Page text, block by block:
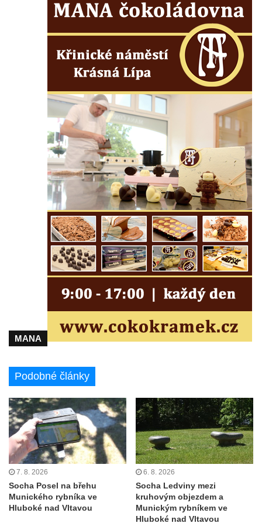
Pamětní deska Johanna Neumanna
severně od Tokáně
Obrázek svatého Huberta na buku svatého
Huberta
Obrázek svatého Jakuba na skále u cesty
Busta Jana Amose Komenského na domě
čp. 37 v Račicích
Socha ležícího koně v Sadech
Československé armády v Teplicích
Socha Medvídě v Tierpark Chemnitz
Sochy Ležící žena v Tierpark Chemnitz
Sochy Ptáci v Tierpark Chemnitz
Socha Skupina jeřábů v Tierpark Chemnitz
Socha Panter v ZOO Leipzig
Socha Dívka s mušlí v ZOO Leipzig
Socha Atlet v ZOO Leipzig
Busta Karla Maxe Schneidera v ZOO
Socha Iásón v ZOO Leipzig
Socha Mladý slon v ZOO Leipzig
Socha Býk v ZOO Dresden
Socha Uprchlý otrok bojuje s divokým psem
v ZOO Dresden
Socha krokodýla v ZOO Dresden
Socha slona v ZOO Dresden
Socha Faun s medvíďaty v ZOO Dresden
Socha divokého prasete před vstupem do
MANA
Podobné články
7. 8. 2026
Socha Posel na břehu
Munického rybníka ve
Hluboké nad Vltavou
6. 8. 2026
Socha Ledviny mezi
kruhovým objezdem a
Munickým rybníkem ve
Hluboké nad Vltavou